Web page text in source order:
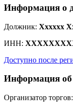
Информация о
Должник: Xxxxxx
ИНН:
Доступно после
Информация об
Организатор торгов: